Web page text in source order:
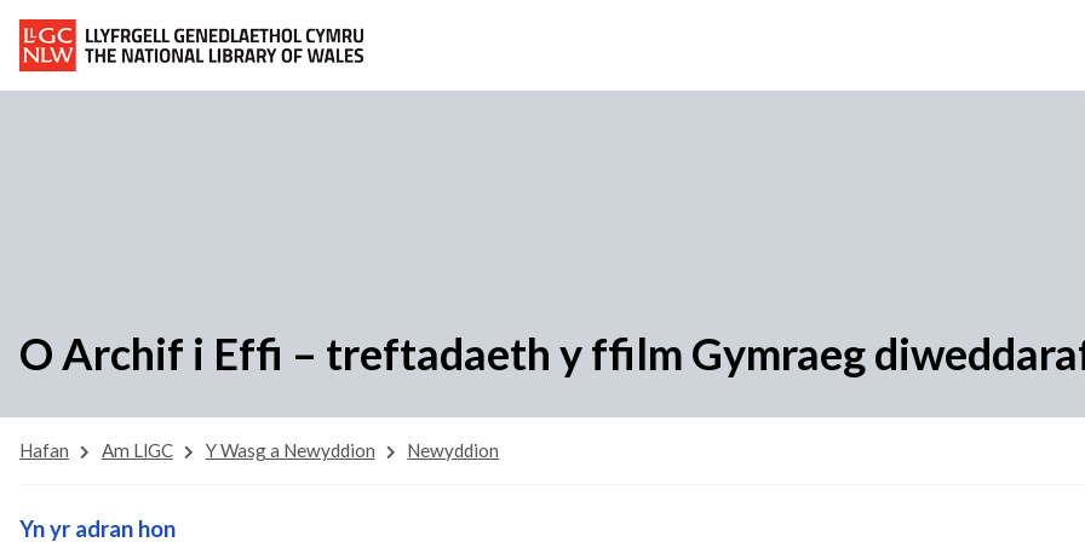
O Archif i Effi – treftadaeth y ffilm Gymraeg
Hafan Am LlGC Y Wasg a Newyddion Newyddion
Yn yr adran hon